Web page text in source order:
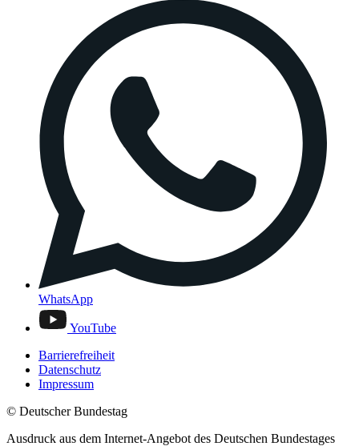
WhatsApp
YouTube
Barrierefreiheit
Datenschutz
Impressum
© Deutscher Bundestag
Ausdruck aus dem Internet-Angebot des Deutschen Bundestages